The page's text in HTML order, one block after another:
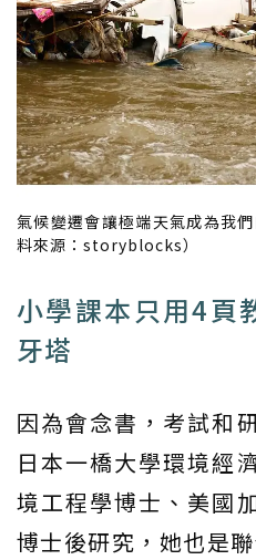
氣候變遷會讓極端天氣成為我
料來源：storyblocks）
小學課本只用4頁
牙塔
因為會念書，考試和
日本一橋大學環境經
境工程學博士、美國
博士後研究，她也是